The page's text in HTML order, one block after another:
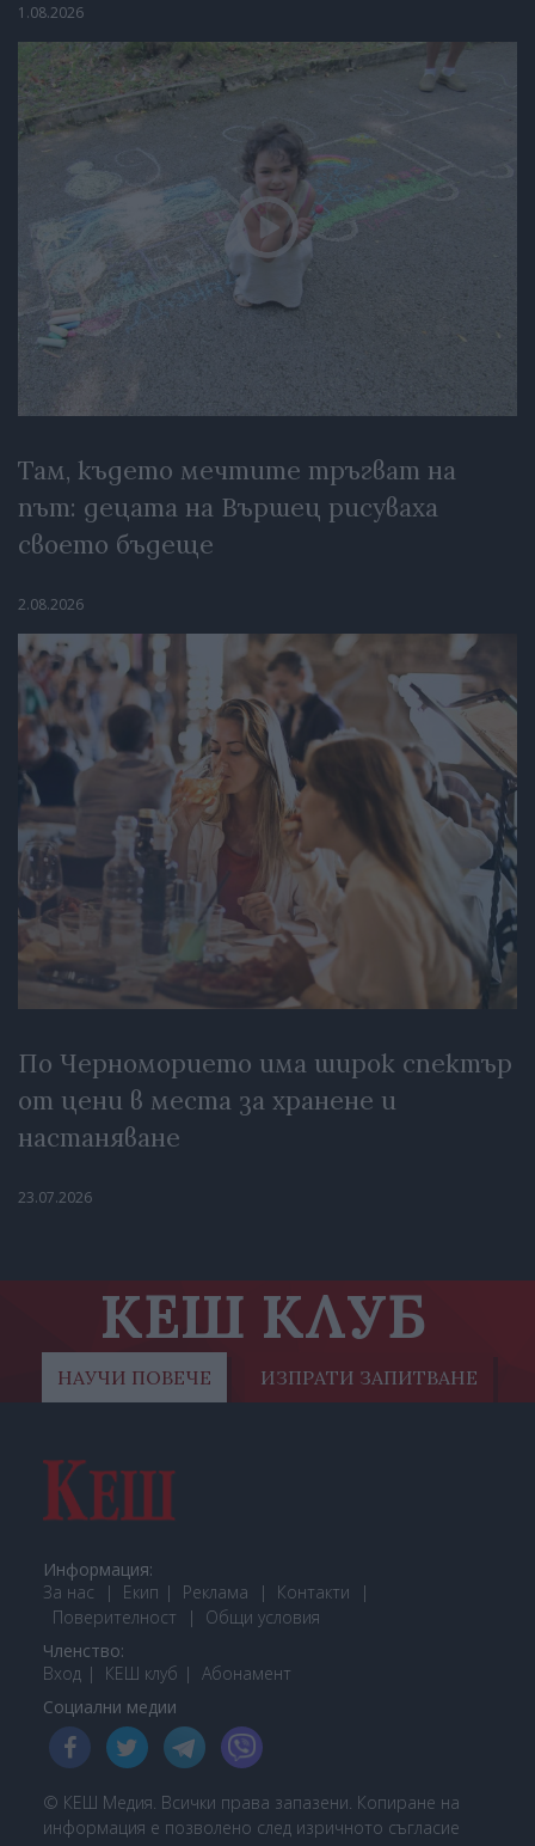
1.08.2026
Там, където мечтите тръгват на
път: децата на Вършец рисуваха
своето бъдеще
2.08.2026
По Черноморието има широк спектър
от цени в места за хранене и
настаняване
23.07.2026
КЕШ КЛУБ
НАУЧИ ПОВЕЧЕ ИЗПРАТИ ЗАПИТВАНЕ
Информация:
За нас
Екип Реклама
Контакти
Поверителност
Общи условия
Членство:
Вход
КЕШ клуб Абонамент
Социални медии
© КЕШ Медия. Всички права запазени. Копиране на
информация е позволено след изричното съгласие